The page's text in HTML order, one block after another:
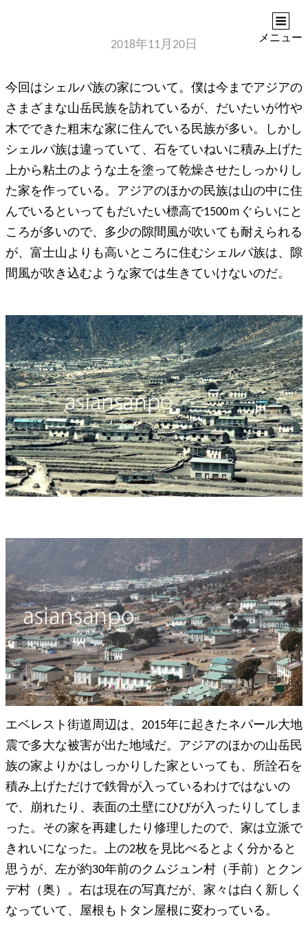
メニュー
2018年11月20日
今回はシェルパ族の家について。僕は今までアジアの
さまざまな山岳民族を訪れているが、だいたいが竹や
木でできた粗末な家に住んでいる民族が多い。しかし
シェルパ族は違っていて、石をていねいに積み上げた
上から粘土のような土を塗って乾燥させたしっかりし
た家を作っている。アジアのほかの民族は山の中に住
んでいるといってもだいたい標高で1500ｍぐらいにと
ころが多いので、多少の隙間風が吹いても耐えられる
が、富士山よりも高いところに住むシェルパ族は、隙
間風が吹き込むような家では生きていけないのだ。
エベレスト街道周辺は、2015年に起きたネパール大地
震で多大な被害が出た地域だ。アジアのほかの山岳民
族の家よりかはしっかりした家といっても、所詮石を
積み上げただけで鉄骨が入っているわけではないの
で、崩れたり、表面の土壁にひびが入ったりしてしま
った。その家を再建したり修理したので、家は立派で
きれいになった。上の2枚を見比べるとよく分かると
思うが、左が約30年前のクムジュン村（手前）とクン
デ村（奥）。右は現在の写真だが、家々は白く新しく
なっていて、屋根もトタン屋根に変わっている。